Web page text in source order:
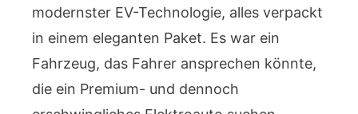
modernster EV-Technologie, alles verpackt
in einem eleganten Paket. Es war ein
Fahrzeug, das Fahrer ansprechen könnte,
die ein Premium- und dennoch